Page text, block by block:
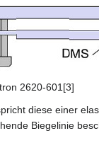
2620-601[3]
diese einer
Biegelinie